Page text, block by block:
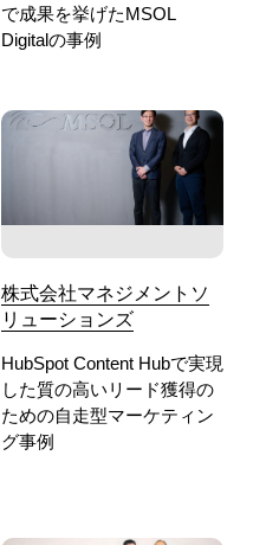
で成果を挙げたMSOL
Digitalの事例
株式会社マネジメントソ
リューションズ
HubSpot Content Hubで実現
した質の高いリード獲得の
ための自走型マーケティン
グ事例